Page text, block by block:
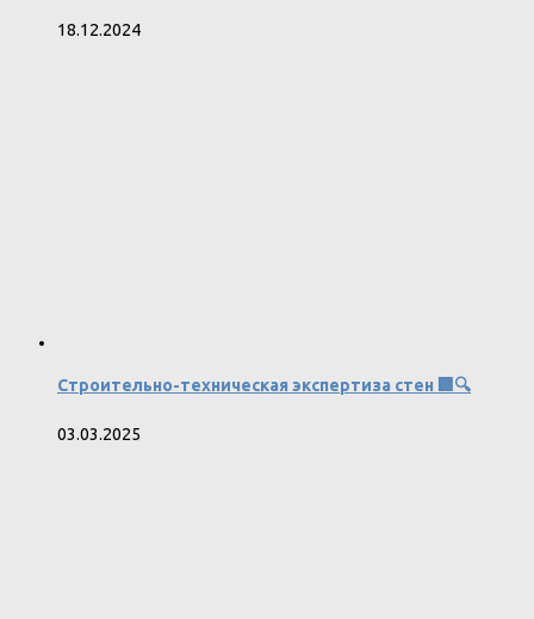
18.12.2024
Строительно-техническая экспертиза стен 🏢🔍
03.03.2025